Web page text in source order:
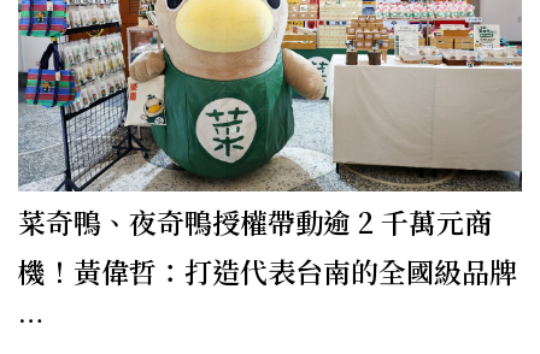
菜奇鴨、夜奇鴨授權帶動逾 2 千萬元商
機！黃偉哲：打造代表台南的全國級品牌
…